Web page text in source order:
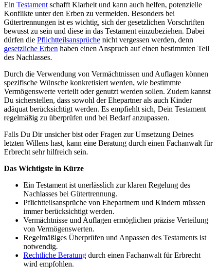
Ein Testament schafft Klarheit und kann auch helfen, potenzielle
Konflikte unter den Erben zu vermeiden. Besonders bei
Gütertrennungen ist es wichtig, sich der gesetzlichen Vorschriften
bewusst zu sein und diese in das Testament einzubeziehen. Dabei
dürfen die Pflichtteilsansprüche nicht vergessen werden, denn
gesetzliche Erben haben einen Anspruch auf einen bestimmten Teil
des Nachlasses.
Durch die Verwendung von Vermächtnissen und Auflagen können
spezifische Wünsche konkretisiert werden, wie bestimmte
Vermögenswerte verteilt oder genutzt werden sollen. Zudem kannst
Du sicherstellen, dass sowohl der Ehepartner als auch Kinder
adäquat berücksichtigt werden. Es empfiehlt sich, Dein Testament
regelmäßig zu überprüfen und bei Bedarf anzupassen.
Falls Du Dir unsicher bist oder Fragen zur Umsetzung Deines
letzten Willens hast, kann eine Beratung durch einen Fachanwalt für
Erbrecht sehr hilfreich sein.
Das Wichtigste in Kürze
Ein Testament ist unerlässlich zur klaren Regelung des
Nachlasses bei Gütertrennung.
Pflichtteilsansprüche von Ehepartnern und Kindern müssen
immer berücksichtigt werden.
Vermächtnisse und Auflagen ermöglichen präzise Verteilung
von Vermögenswerten.
Regelmäßiges Überprüfen und Anpassen des Testaments ist
notwendig.
Rechtliche Beratung durch einen Fachanwalt für Erbrecht
wird empfohlen.